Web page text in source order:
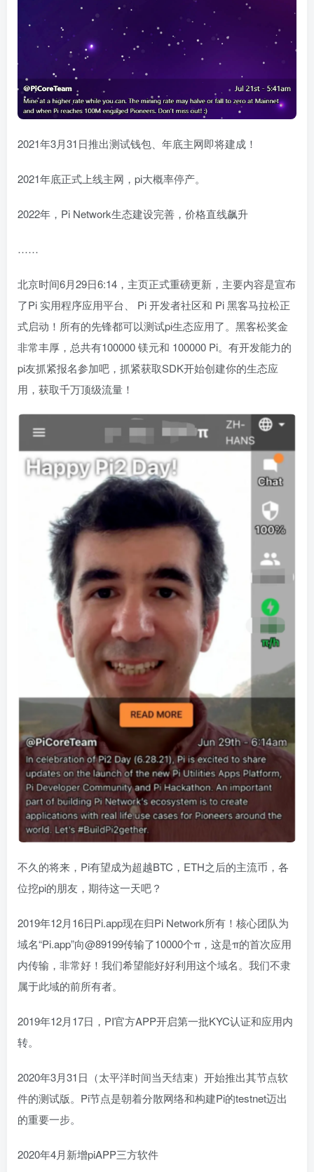
2021年3月31日推出测试钱包、年底主网即将建成！
2021年底正式上线主网，pi大概率停产。
2022年，Pi Network生态建设完善，价格直线飙升
……
北京时间6月29日6:14，主页正式重磅更新，主要内容是宣布
了Pi 实用程序应用平台、 Pi 开发者社区和 Pi 黑客马拉松正
式启动！所有的先锋都可以测试pi生态应用了。黑客松奖金
非常丰厚，总共有100000 镁元和 100000 Pi。有开发能力的
pi友抓紧报名参加吧，抓紧获取SDK开始创建你的生态应
用，获取千万顶级流量！
不久的将来，Pi有望成为超越BTC，ETH之后的主流币，各
位挖pi的朋友，期待这一天吧？
2019年12月16日Pi.app现在归Pi Network所有！核心团队为
域名“Pi.app”向@89199传输了10000个π，这是π的首次应用
内传输，非常好！我们希望能好好利用这个域名。我们不隶
属于此域的前所有者。
2019年12月17日，PI官方APP开启第一批KYC认证和应用内
转。
2020年3月31日（太平洋时间当天结束）开始推出其节点软
件的测试版。Pi节点是朝着分散网络和构建Pi的testnet迈出
的重要一步。
2020年4月新增piAPP三方软件